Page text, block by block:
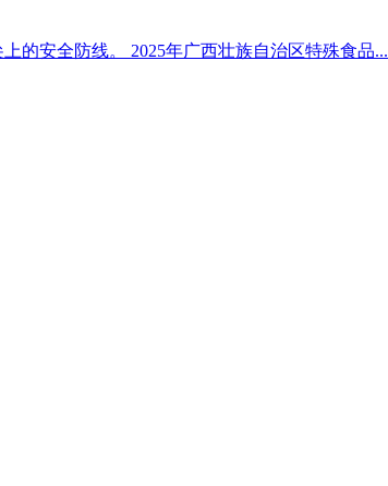
安全防线。 2025年广西壮族自治区特殊食品...